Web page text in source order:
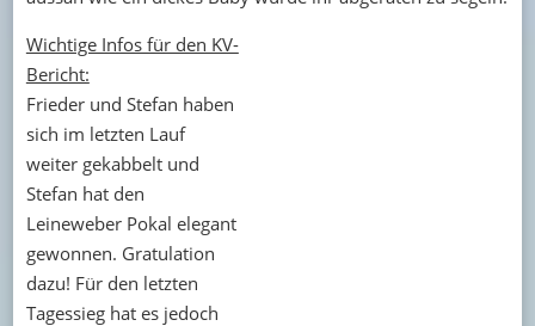
Wichtige Infos für den KV-
Bericht:
Frieder und Stefan haben
sich im letzten Lauf
weiter gekabbelt und
Stefan hat den
Leineweber Pokal elegant
gewonnen. Gratulation
dazu! Für den letzten
Tagessieg hat es jedoch